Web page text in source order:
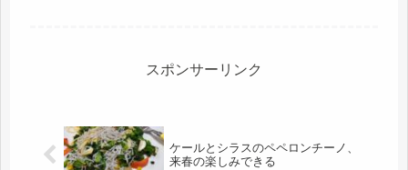
問...
スポンサーリンク
ケールとシラスのペペロンチーノ、
来春の楽しみできる